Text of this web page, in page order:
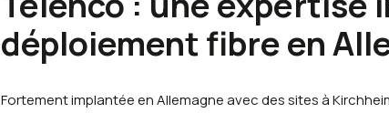
déploiement fibre en
Fortement implantée en Allemagne avec des sites à